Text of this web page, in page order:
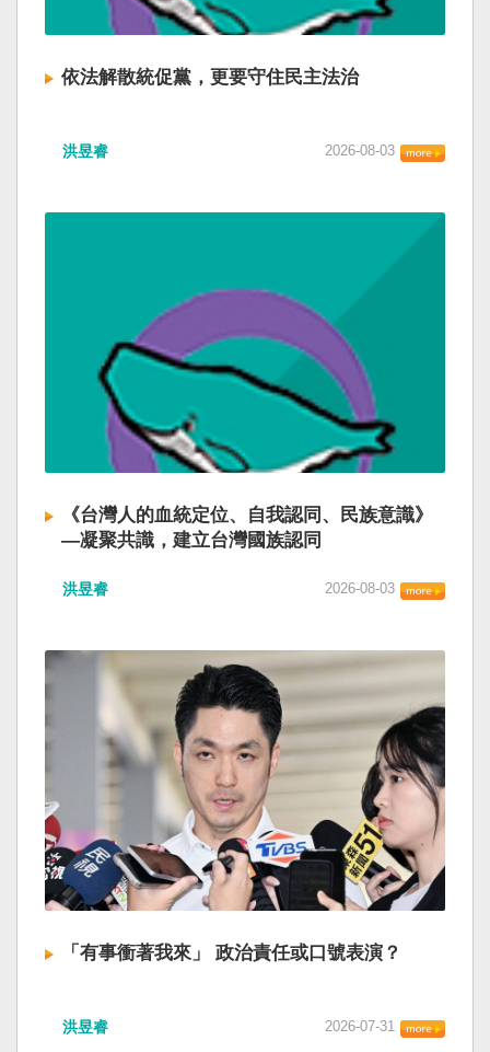
依法解散統促黨，更要守住民主法治
洪昱睿 2026-08-03
《台灣人的血統定位、自我認同、民族意識》
—凝聚共識，建立台灣國族認同
洪昱睿 2026-08-03
「有事衝著我來」 政治責任或口號表演？
洪昱睿 2026-07-31